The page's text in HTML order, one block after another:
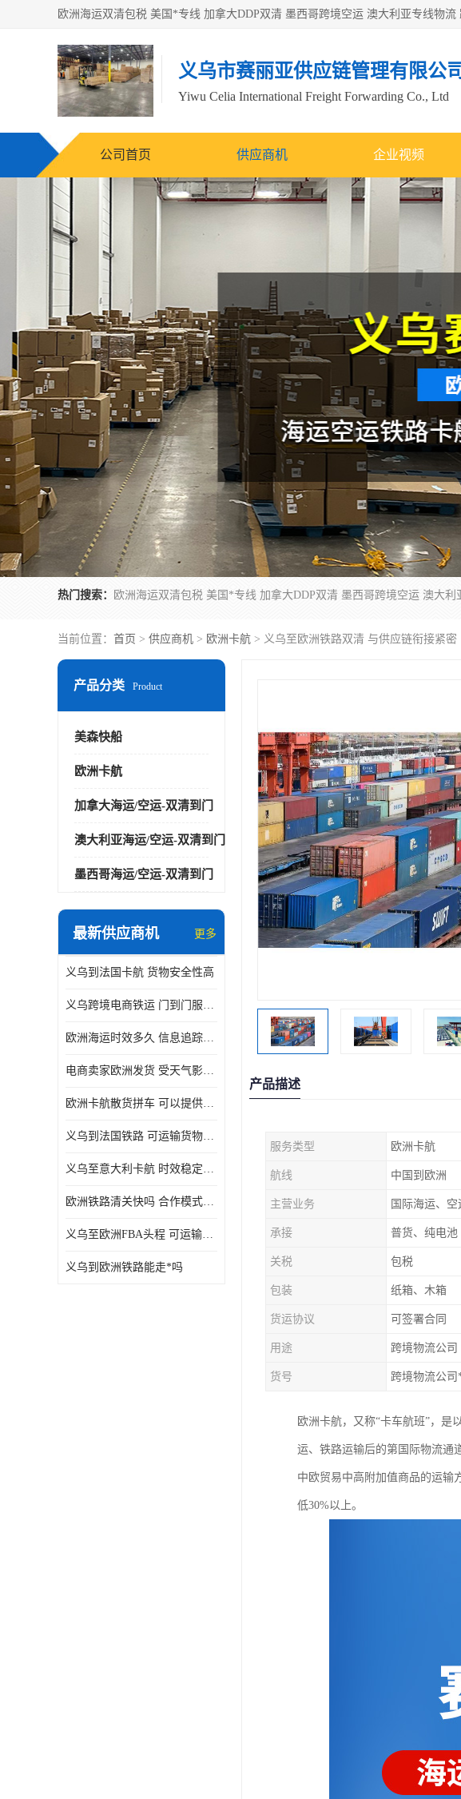
义乌市赛丽亚供应链管理有限公
Yiwu Celia International Freight Forwarding Co., Ltd
公司首页 供应商机 企业视频
热门搜索：
当前位置： 首页 > 供应商机 > 欧洲卡航 > 义乌至欧洲铁路双清 与供应链衔接紧密
产品分类 Product
美森快船
欧洲卡航
加拿大海运/空运-双清到门
澳大利亚海运/空运-双清到门
墨西哥海运/空运-双清到门
最新供应商机 更多
义乌到法国卡航 货物安全性高
义乌跨境电商铁运 门到门服务便捷
欧洲海运时效多久 信息追踪及时
电商卖家欧洲发货 受天气影响小
欧洲卡航散货拼车 可以提供个性化服务
义乌到法国铁路 可运输货物种类多
义乌至意大利卡航 时效稳定有保障
欧洲铁路清关快吗 合作模式多样
义乌至欧洲FBA头程 可运输货物种类多
义乌到欧洲铁路能走*吗
产品描述
服务类型 欧洲卡航
航线 中国到欧洲
主营业务 国际海运、
承接 普货、纯电池
关税 包税
包装 纸箱、木箱
货运协议 可签署合同
用途 跨境物流公司
货号 跨境物流公
欧洲卡航，又称“卡车航班”，是
运、铁路运输后的第国际物流通
中欧贸易中高附加值商品的运输
低30%以上。